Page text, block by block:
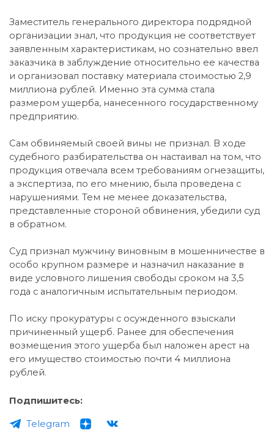
Заместитель генерального директора подрядной
организации знал, что продукция не соответствует
заявленным характеристикам, но сознательно ввел
заказчика в заблуждение относительно ее качества
и организовал поставку материала стоимостью 2,9
миллиона рублей. Именно эта сумма стала
размером ущерба, нанесенного государственному
предприятию.
Сам обвиняемый своей вины не признал. В ходе
судебного разбирательства он настаивал на том, что
продукция отвечала всем требованиям огнезащиты,
а экспертиза, по его мнению, была проведена с
нарушениями. Тем не менее доказательства,
представленные стороной обвинения, убедили суд
в обратном.
Суд признал мужчину виновным в мошенничестве в
особо крупном размере и назначил наказание в
виде условного лишения свободы сроком на 3,5
года с аналогичным испытательным периодом.
По иску прокуратуры с осужденного взыскали
причиненный ущерб. Ранее для обеспечения
возмещения этого ущерба был наложен арест на
его имущество стоимостью почти 4 миллиона
рублей.
Подпишитесь:
Telegram